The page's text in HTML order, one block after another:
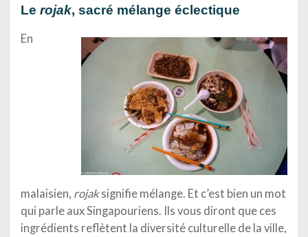
Le rojak, sacré mélange éclectique
En
malaisien, rojaksignifie mélange. Et c’est bien un mot
qui parle aux Singapouriens. Ils vous diront que ces
ingrédients reflètent la diversité culturelle de la ville,